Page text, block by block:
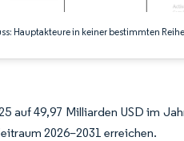
Hauptakteure in keiner bestimmten
auf 49,97 Milliarden USD im
2026–2031 erreichen.